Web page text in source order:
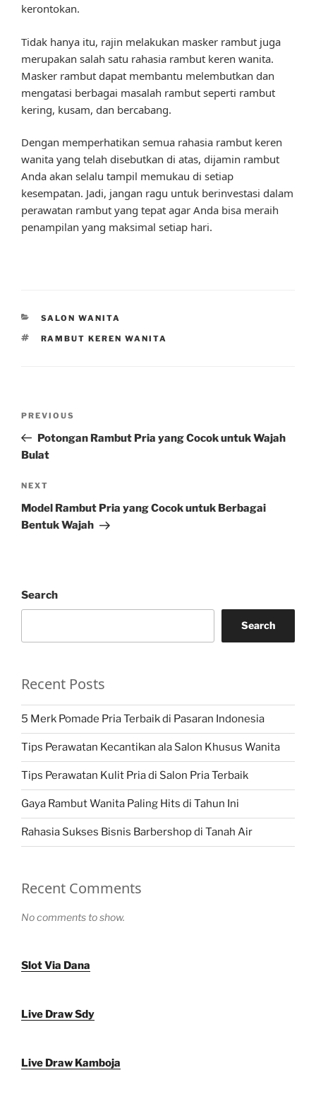
kerontokan.
Tidak hanya itu, rajin melakukan masker rambut juga
merupakan salah satu rahasia rambut keren wanita.
Masker rambut dapat membantu melembutkan dan
mengatasi berbagai masalah rambut seperti rambut
kering, kusam, dan bercabang.
Dengan memperhatikan semua rahasia rambut keren
wanita yang telah disebutkan di atas, dijamin rambut
Anda akan selalu tampil memukau di setiap
kesempatan. Jadi, jangan ragu untuk berinvestasi dalam
perawatan rambut yang tepat agar Anda bisa meraih
penampilan yang maksimal setiap hari.
CATEGORIES
SALON WANITA
TAGS
RAMBUT KEREN WANITA
Previous
Post
PREVIOUS
Potongan Rambut Pria yang Cocok untuk Wajah
Bulat
Next
Post
NEXT
Model Rambut Pria yang Cocok untuk Berbagai
Bentuk Wajah
Search
Search
Recent Posts
5 Merk Pomade Pria Terbaik di Pasaran Indonesia
Tips Perawatan Kecantikan ala Salon Khusus Wanita
Tips Perawatan Kulit Pria di Salon Pria Terbaik
Gaya Rambut Wanita Paling Hits di Tahun Ini
Rahasia Sukses Bisnis Barbershop di Tanah Air
Recent Comments
No comments to show.
Slot Via Dana
Live Draw Sdy
Live Draw Kamboja